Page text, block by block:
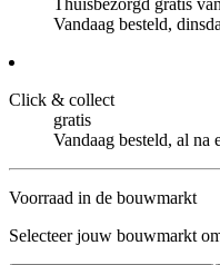
Vandaag besteld,
Click & collect
gratis
Vandaag besteld, al
Voorraad in de bouwmarkt
Selecteer jouw bouwmarkt